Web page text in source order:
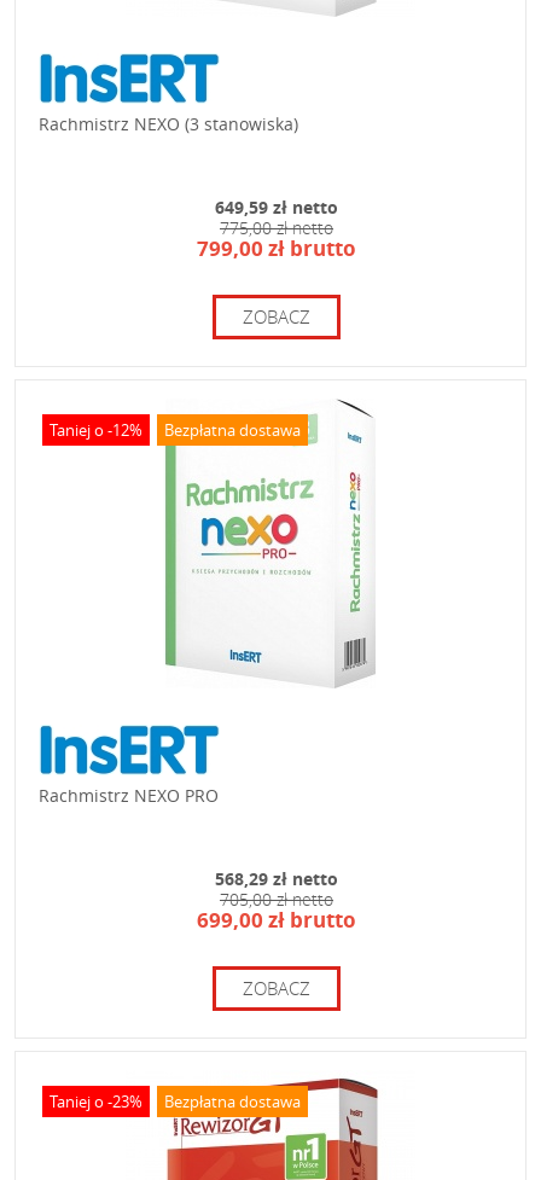
Rachmistrz NEXO (3 stanowiska)
649,59 zł netto
775,00 zł netto
799,00 zł brutto
ZOBACZ
Taniej o -12% Bezpłatna dostawa
Rachmistrz NEXO PRO
568,29 zł netto
705,00 zł netto
699,00 zł brutto
ZOBACZ
Taniej o -23% Bezpłatna dostawa